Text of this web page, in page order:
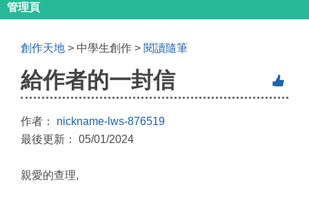
管理頁
創作天地 > 中學生創作 > 閱讀隨筆
給作者的一封信
作者： nickname-lws-876519
最後更新： 05/01/2024
親愛的查理,